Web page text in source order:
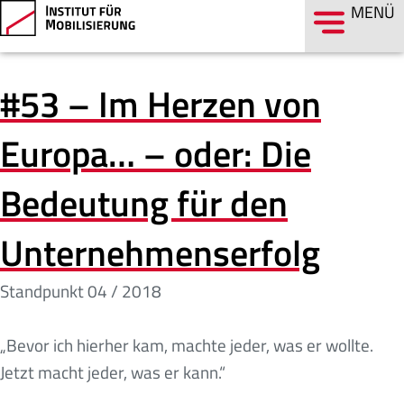
MENÜ
#53 – Im Herzen von
Europa… – oder: Die
Bedeutung für den
Unternehmenserfolg
Standpunkt04 / 2018
„Bevor ich hierher kam, machte jeder, was er wollte.
Jetzt macht jeder, was er kann.“